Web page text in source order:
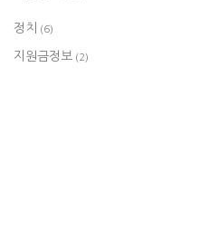
정치 (6)
지원금정보 (2)